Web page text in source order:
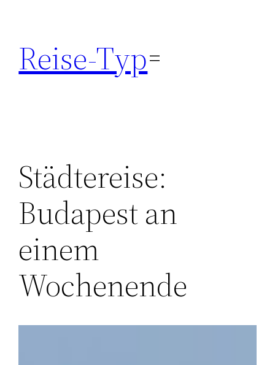
springen
Reise-Typ
Städtereise:
Budapest an
einem
Wochenende